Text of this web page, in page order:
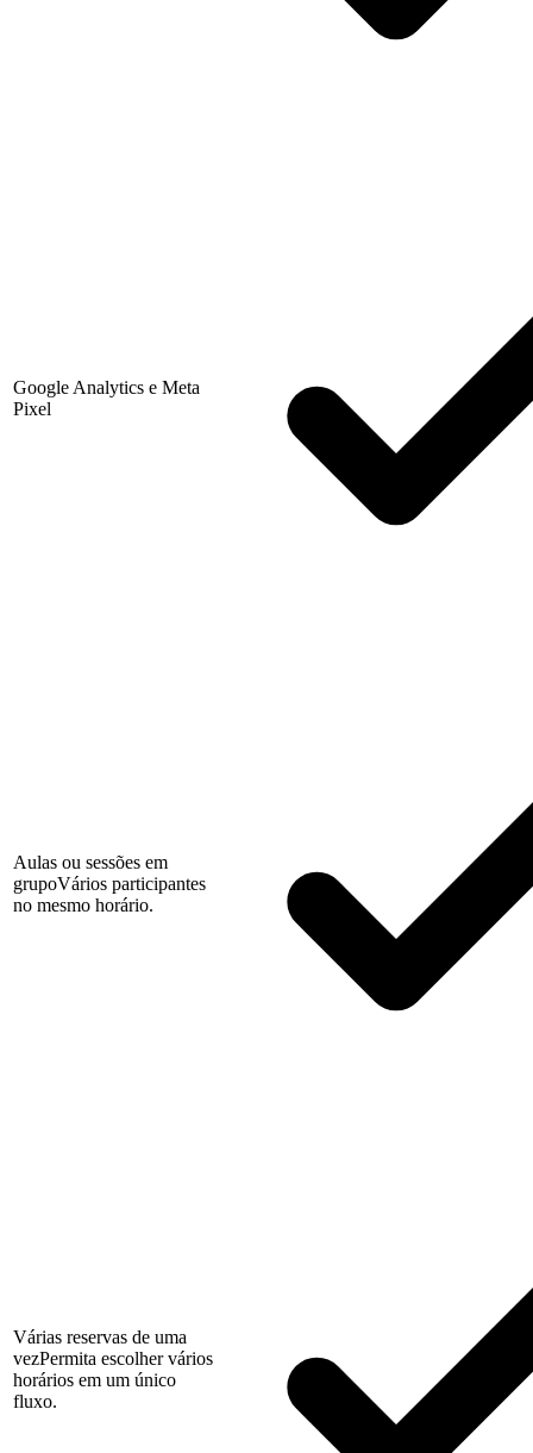
Google Analytics e Meta
Pixel
Aulas ou sessões em
grupoVários participantes
no mesmo horário.
Várias reservas de uma
vezPermita escolher vários
horários em um único
fluxo.